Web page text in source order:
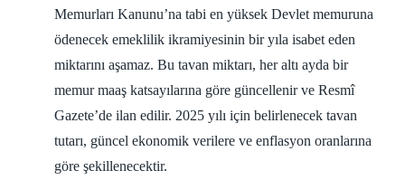
Memurları Kanunu’na tabi en yüksek Devlet memuruna
ödenecek emeklilik ikramiyesinin bir yıla isabet eden
miktarını aşamaz. Bu tavan miktarı, her altı ayda bir
memur maaş katsayılarına göre güncellenir ve Resmî
Gazete’de ilan edilir. 2025 yılı için belirlenecek tavan
tutarı, güncel ekonomik verilere ve enflasyon oranlarına
göre şekillenecektir.